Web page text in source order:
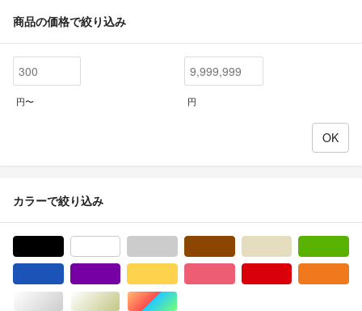
商品の価格で絞り込み
円〜 円
カラーで絞り込み
シルバー/銀色系ゴールド/金色系マルチカラー